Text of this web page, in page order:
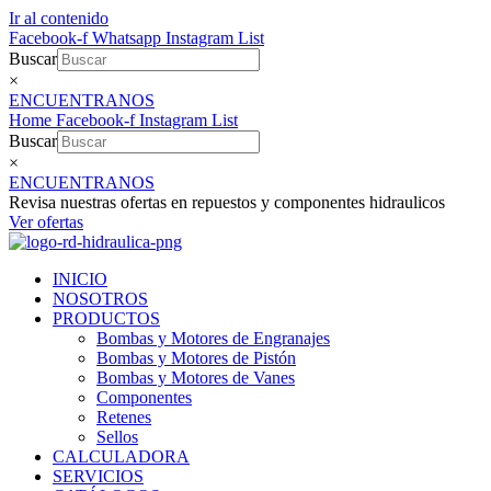
Ir al contenido
Facebook-f Whatsapp Instagram List
Buscar
×
ENCUENTRANOS
Home Facebook-f Instagram List
Buscar
×
ENCUENTRANOS
Revisa nuestras ofertas en repuestos y componentes hidraulicos
Ver ofertas
INICIO
NOSOTROS
PRODUCTOS
Bombas y Motores de Engranajes
Bombas y Motores de Pistón
Bombas y Motores de Vanes
Componentes
Retenes
Sellos
CALCULADORA
SERVICIOS